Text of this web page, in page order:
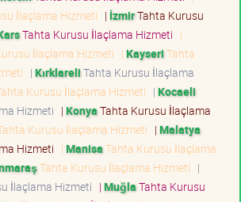
İlaçlama Hizmeti | İzmirTahta Kurusu
Tahta Kurusu İlaçlama Hizmeti |
İlaçlama Hizmeti | KayseriTahta
| KırklareliTahta Kurusu İlaçlama
Kurusu İlaçlama Hizmeti | Kocaeli
Hizmeti | KonyaTahta Kurusu İlaçlama
Kurusu İlaçlama Hizmeti | Malatya
Hizmeti | ManisaTahta Kurusu İlaçlama
Tahta Kurusu İlaçlama Hizmeti |
İlaçlama Hizmeti | MuğlaTahta Kurusu